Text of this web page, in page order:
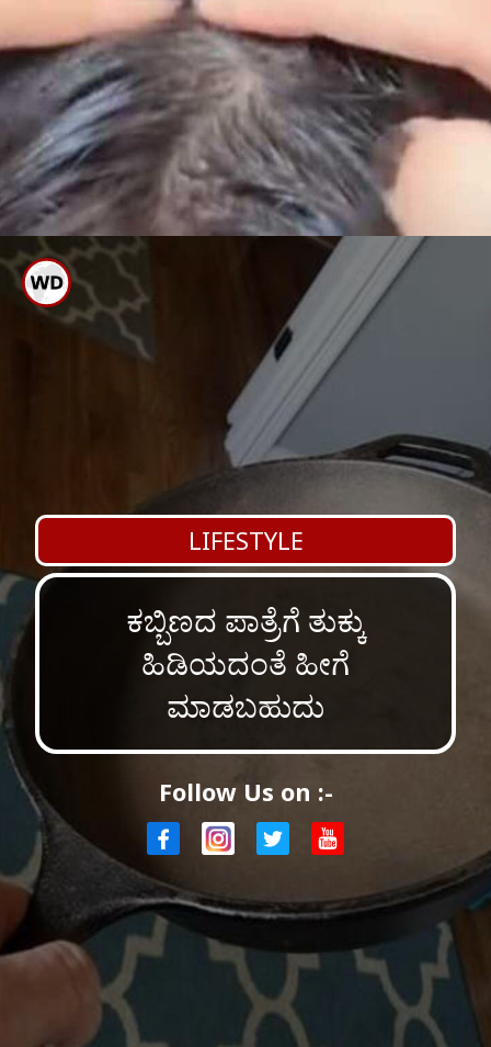
ಈ ಎಣ್ಣೆಯನ್ನು ನಿಯಮಿತವಾಗಿ
ಹಚ್ಚುತ್ತಿದ್ದರೆ ಕೂದಲು ಉದುರುವಿಕೆ
ನಿಲ್ಲುತ್ತದೆ
LIFESTYLE
ಕಬ್ಬಿಣದ ಪಾತ್ರೆಗೆ ತುಕ್ಕು
ಹಿಡಿಯದಂತೆ ಹೀಗೆ
ಮಾಡಬಹುದು
Follow Us on :-